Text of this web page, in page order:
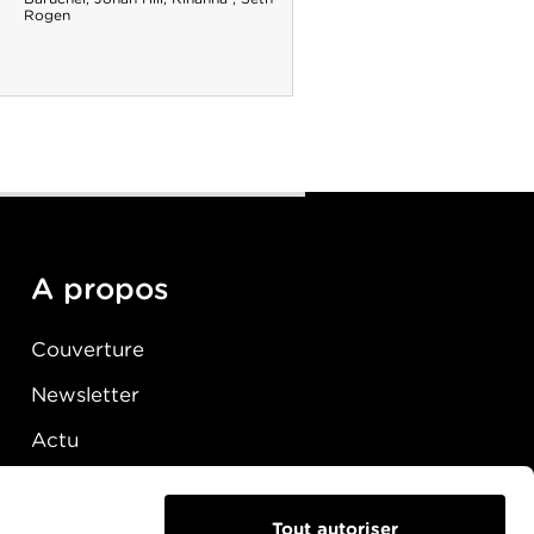
Tout autoriser
Rogen
A propos
Couverture
Newsletter
Actu